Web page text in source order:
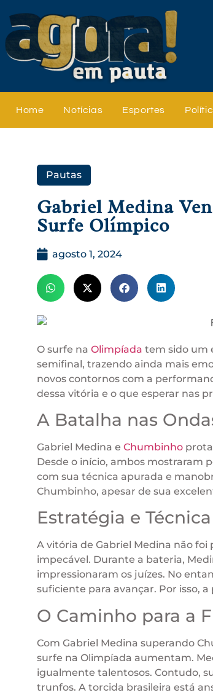
Home Notícias Esportes
Pautas
Gabriel Medina
Surfe Olímpico
agosto 1, 2024
O surfe na Olimpíada tem sido um
semifinal, trazendo ainda mais
novos contornos com a
dessa vitória e o que esperar nas
A Batalha nas
Gabriel Medina e Chumbinho
Desde o início, ambos mostraram
com sua técnica apurada e
Chumbinho, apesar de sua
Estratégia e Técnica
A vitória de Gabriel Medina não
impecável. Durante a bateria,
impressionaram os juízes. No
suficiente para avançar. Por isso,
O Caminho para a
Com Gabriel Medina superando
surfe na Olimpíada aumentam.
igualmente talentosos. Contudo,
trunfos. A torcida brasileira está